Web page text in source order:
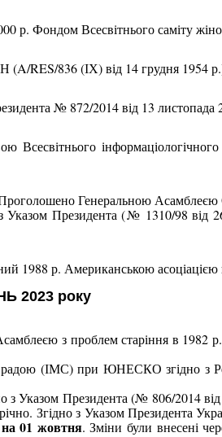
р. Фондом Всесвітнього саміту
(A/RES/836 (ІХ) від 14 грудня 1954
№ 872/2014 від 13
Всесвітнього
Генеральною
з Указом Президента (№ 1310/98
1988 р. Американською асоціацією
2023 року
з проблем старіння в
(ІМС) при ЮНЕСКО згідно з
з Указом Президента (№ 806/2014
Згідно з Указом Президента
01 жовтня. Зміни були внесені